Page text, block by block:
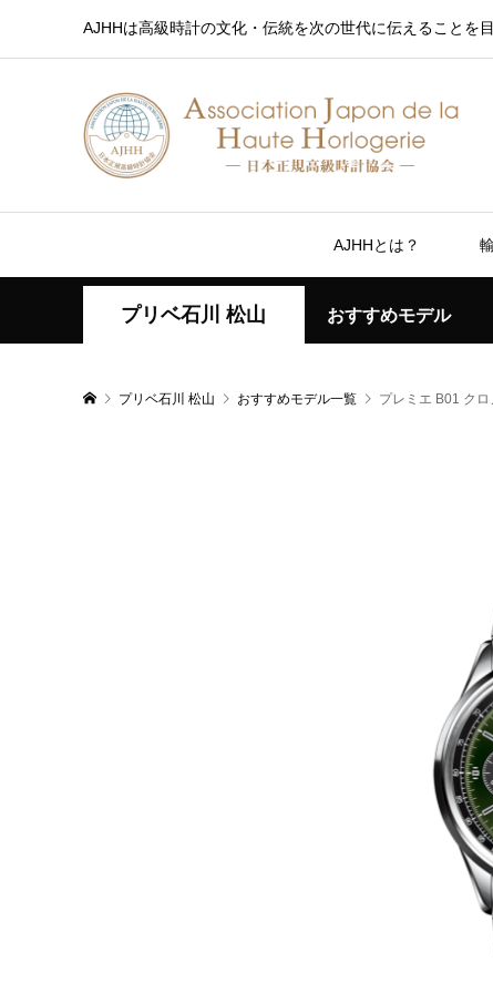
AJHHは高級時計の文化・伝統を次の世代に伝えることを
AJHHとは？
プリベ石川 松山 おすすめモデル
プリベ石川 松山 おすすめモデル一覧 プレミエ B01 ク